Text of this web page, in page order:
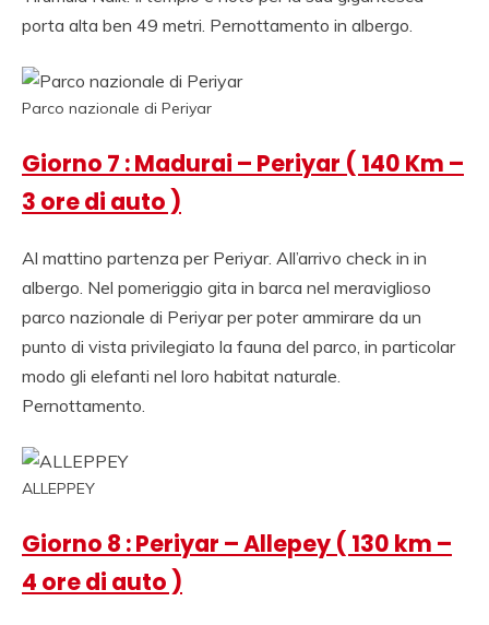
porta alta ben 49 metri. Pernottamento in albergo.
Parco nazionale di Periyar
Giorno 7 : Madurai – Periyar ( 140 Km –
3 ore di auto )
Al mattino partenza per Periyar. All’arrivo check in in
albergo. Nel pomeriggio gita in barca nel meraviglioso
parco nazionale di Periyar per poter ammirare da un
punto di vista privilegiato la fauna del parco, in particolar
modo gli elefanti nel loro habitat naturale.
Pernottamento.
ALLEPPEY
Giorno 8 : Periyar – Allepey ( 130 km –
4 ore di auto )